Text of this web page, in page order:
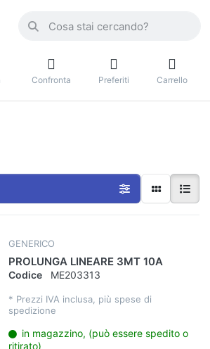
Confronta Preferiti Carrello
GENERICO
PROLUNGA LINEARE 3MT 10A
Codice ME203313
* Prezzi IVA inclusa, più spese di
spedizione
in magazzino, (può essere spedito o
ritirato)